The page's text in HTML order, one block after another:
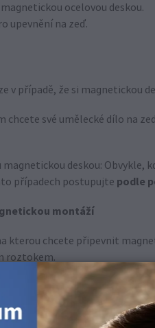
ocelovou deskou.
upevnění na zeď.
v případě, že si magnetickou
své umělecké dílo na
deskou:
případech postupujte podle
montáží
kterou chcete připevnit
roztokem.